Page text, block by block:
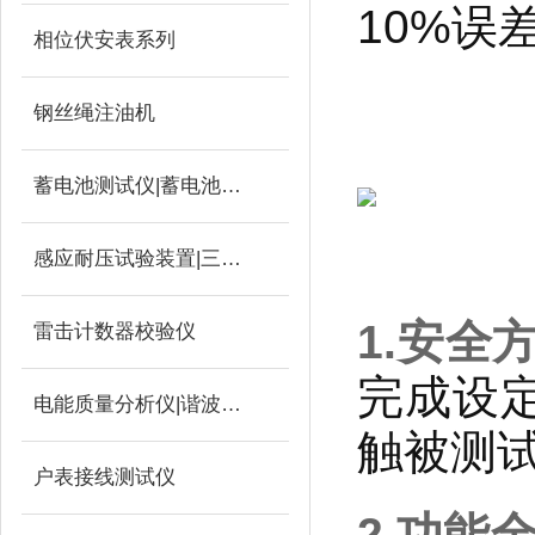
相位伏安表系列
钢丝绳注油机
蓄电池测试仪|蓄电池充放电测试仪
感应耐压试验装置|三倍频
雷击计数器校验仪
电能质量分析仪|谐波测试
户表接线测试仪
10%误
1.安全
完成设
触被测